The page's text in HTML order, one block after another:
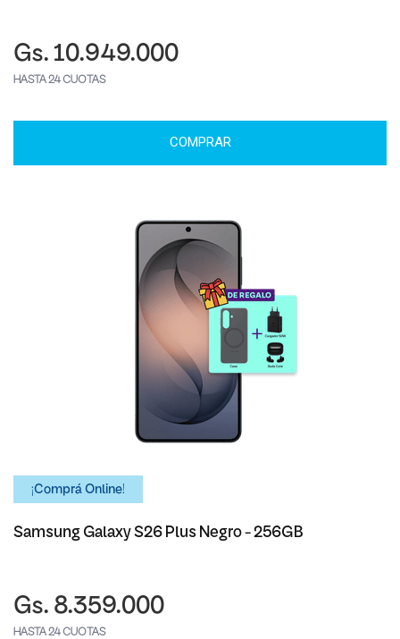
Gs. 10.949.000
HASTA 24 CUOTAS
COMPRAR
¡Comprá Online!
Samsung Galaxy S26 Plus Negro - 256GB
Gs. 8.359.000
HASTA 24 CUOTAS